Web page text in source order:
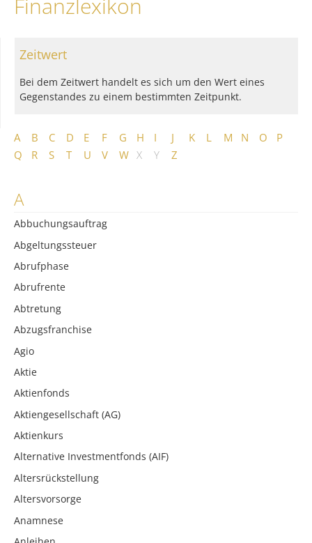
Finanzlexikon
A B C D E F G H I J K L M N O
P
Q
R S T U V W X Y Z
A
Abbuchungsauftrag
Abgeltungssteuer
Abrufphase
Abrufrente
Abtretung
Abzugsfranchise
Agio
Aktie
Aktienfonds
Aktiengesellschaft (AG)
Aktienkurs
Alternative Investmentfonds (AIF)
Altersrückstellung
Altersvorsorge
Anamnese
Zeitwert
Bei dem Zeitwert handelt es sich um den Wert eines
Gegenstandes zu einem bestimmten Zeitpunkt.